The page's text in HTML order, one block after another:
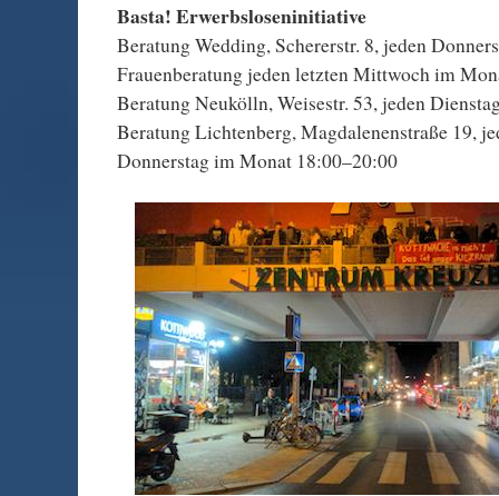
Basta! Erwerbsloseninitiative
Beratung Wedding, Schererstr. 8, jeden
Frauenberatung jeden letzten Mittwoch im
Beratung Neukölln, Weisestr. 53, jeden
Beratung Lichtenberg, Magdalenenstraße 19,
Donnerstag im Monat 18:00–20:00